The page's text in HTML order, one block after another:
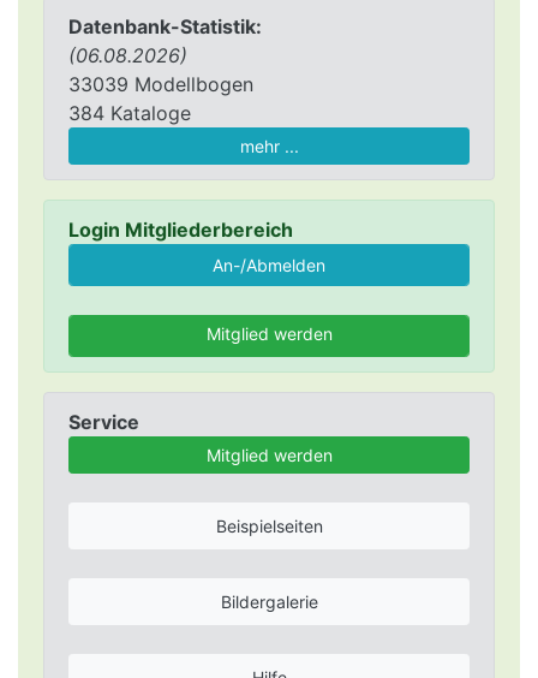
Datenbank-Statistik:
(06.08.2026)
33039 Modellbogen
384 Kataloge
mehr ...
Login Mitgliederbereich
Mitglied werden
Service
Mitglied werden
Beispielseiten
Bildergalerie